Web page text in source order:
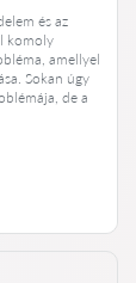
és az
komoly
amellyel
Sokan úgy
de a